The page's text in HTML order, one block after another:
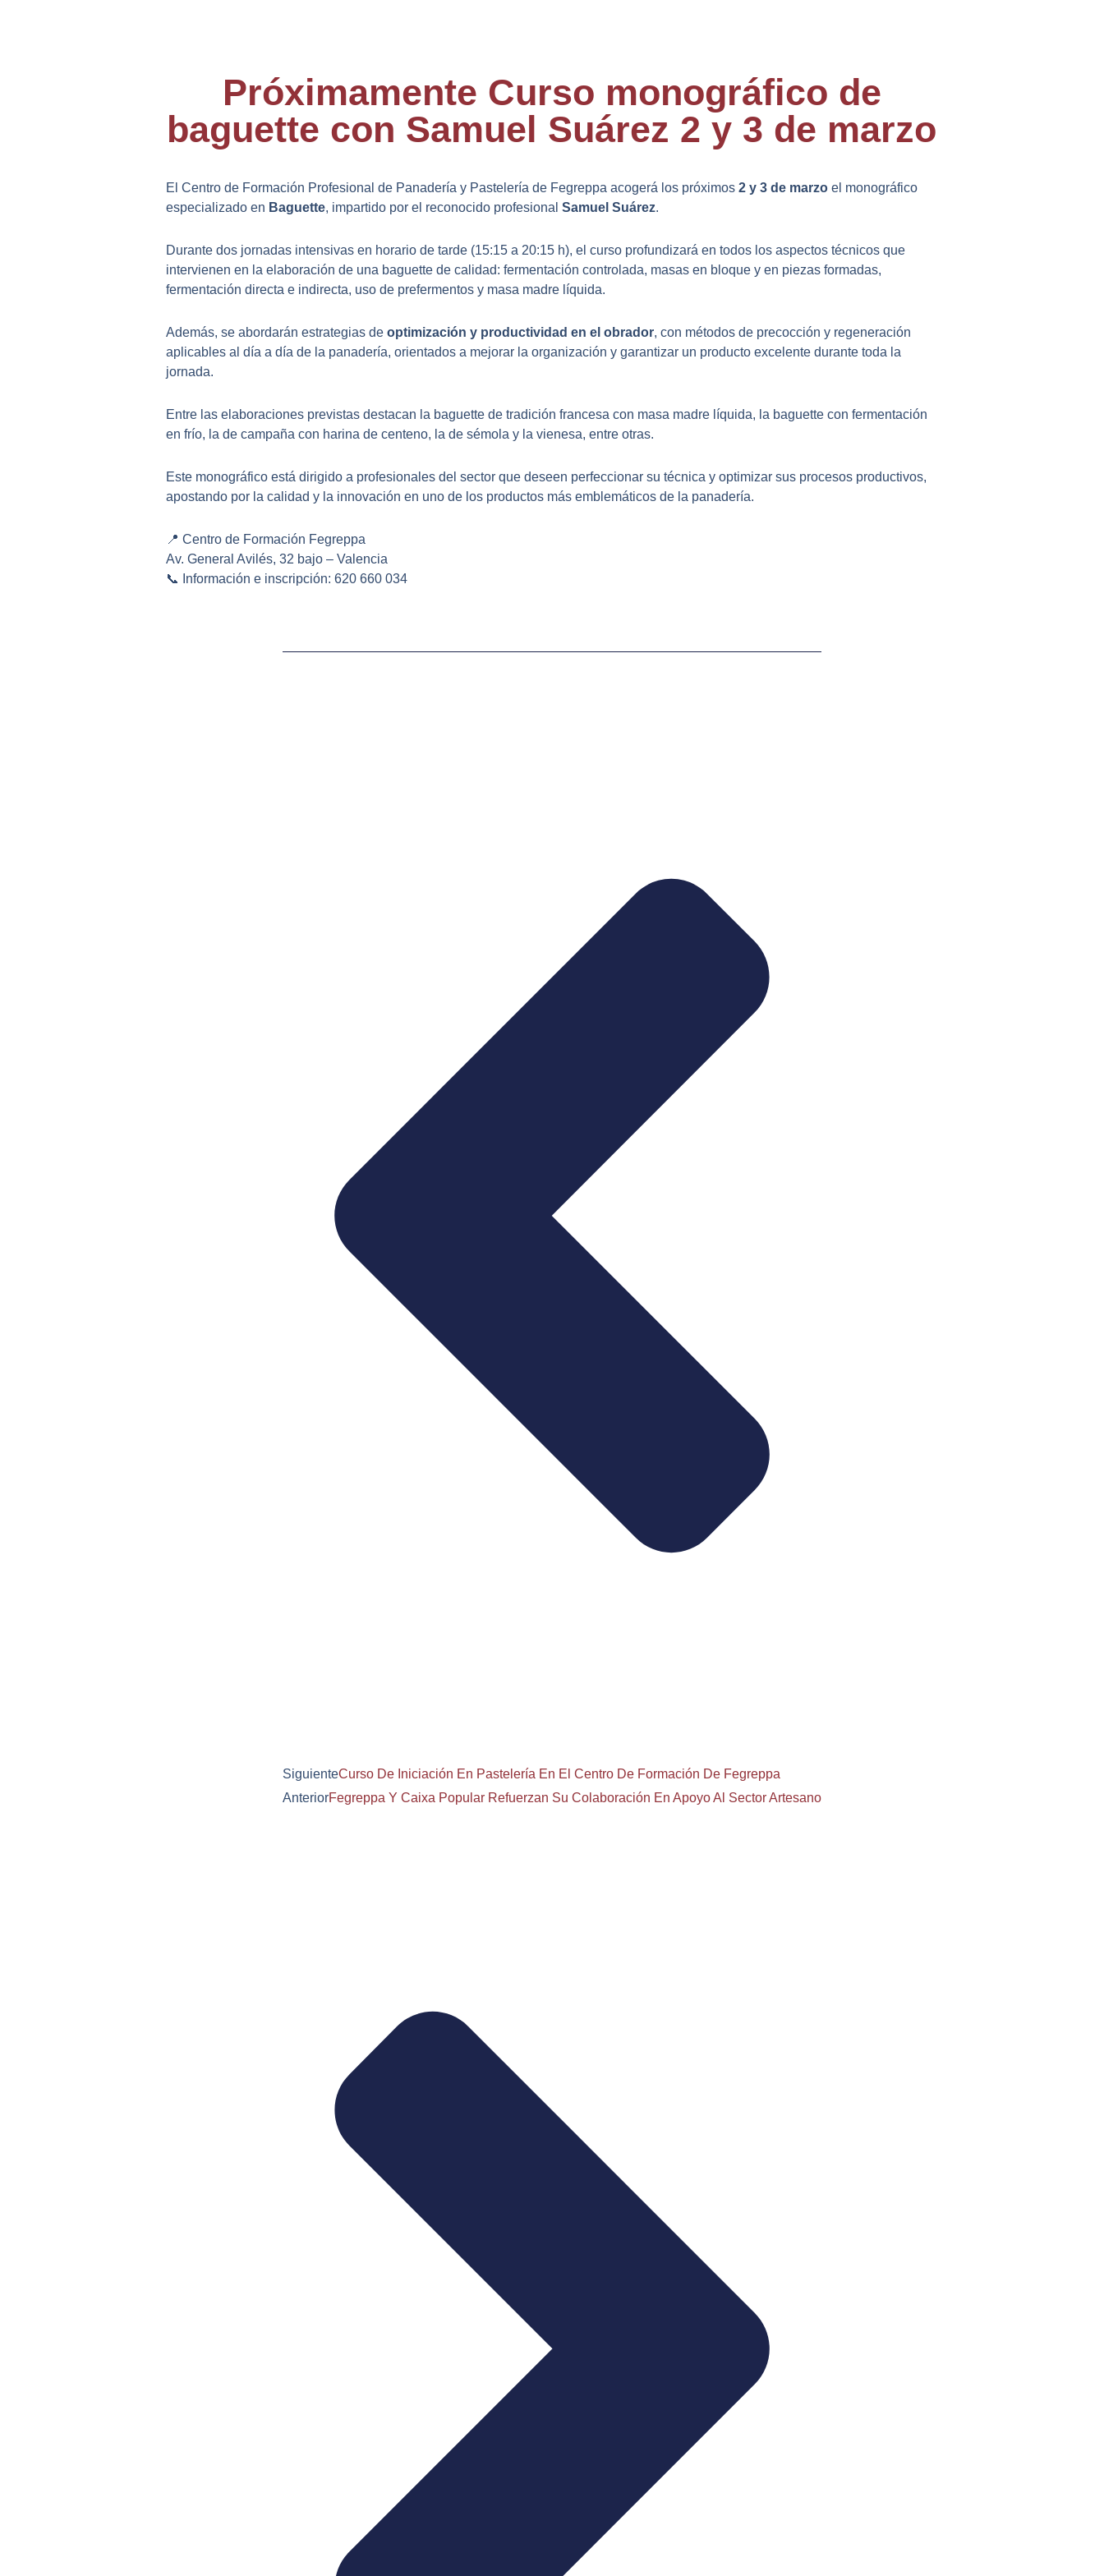
Próximamente Curso monográfico de
baguette con Samuel Suárez 2 y 3 de marzo
El Centro de Formación Profesional de Panadería y Pastelería de Fegreppa acogerá los próximos 2 y 3 de marzoel monográfico
especializado en Baguette, impartido por el reconocido profesional Samuel Suárez.
Durante dos jornadas intensivas en horario de tarde (15:15 a 20:15 h), el curso profundizará en todos los aspectos técnicos que
intervienen en la elaboración de una baguette de calidad: fermentación controlada, masas en bloque y en piezas formadas,
fermentación directa e indirecta, uso de prefermentos y masa madre líquida.
Además, se abordarán estrategias de optimización y productividad en el obrador, con métodos de precocción y regeneración
aplicables al día a día de la panadería, orientados a mejorar la organización y garantizar un producto excelente durante toda la
jornada.
Entre las elaboraciones previstas destacan la baguette de tradición francesa con masa madre líquida, la baguette con fermentación
en frío, la de campaña con harina de centeno, la de sémola y la vienesa, entre otras.
Este monográfico está dirigido a profesionales del sector que deseen perfeccionar su técnica y optimizar sus procesos productivos,
apostando por la calidad y la innovación en uno de los productos más emblemáticos de la panadería.
📍 Centro de Formación Fegreppa
Av. General Avilés, 32 bajo – Valencia
📞 Información e inscripción: 620 660 034
SiguienteCurso De Iniciación En Pastelería En El Centro De Formación De Fegreppa
AnteriorFegreppa Y Caixa Popular Refuerzan Su Colaboración En Apoyo Al Sector Artesano